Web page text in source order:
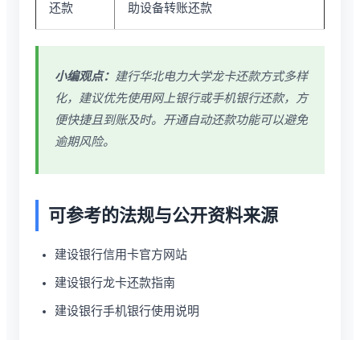
还款
助设备转账还款
小编观点： 建行华北电力大学龙卡还款方式多样
化，建议优先使用网上银行或手机银行还款，方
便快捷且到账及时。开通自动还款功能可以避免
逾期风险。
可参考的法规与公开资料来源
建设银行信用卡官方网站
建设银行龙卡还款指南
建设银行手机银行使用说明